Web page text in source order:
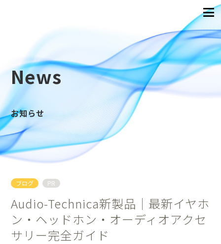
News
お知らせ
ブログ PR
Audio-Technica新製品｜最新イヤホ
ン・ヘッドホン・オーディオアクセ
サリー完全ガイド